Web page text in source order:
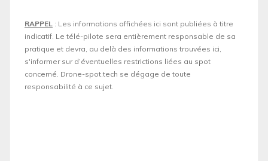
RAPPEL : Les informations affichées ici sont publiées à titre
indicatif. Le télé-pilote sera entièrement responsable de sa
pratique et devra, au delà des informations trouvées ici,
s'informer sur d’éventuelles restrictions liées au spot
concerné. Drone-spot.tech se dégage de toute
responsabilité à ce sujet.